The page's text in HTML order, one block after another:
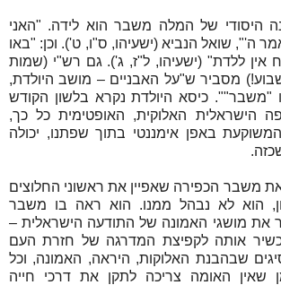
היסודי של המלה משבר הוא לידה. "האני
ה'", שואל הנביא (ישעיהו, ס"ו, ט'). וכן: "באו
אין ללדת" (ישעיהו, ל"ז, ג'). גם רש"י (שמות
מסביר ש"על האבניים – מושב היולדת,
"משבר"". כיסא היולדת נקרא בלשון הקודש
הישראלית האלוקית, האופטימית כל כך,
באפן אימננטי בתוך שפתנו, יכולה
משבר הכפירה שאפיין את ראשוני החלוצים
הוא לא נבהל ממנו. הוא ראה בו משבר
מושגי האמונה של התודעה הישראלית –
אותה לקפיצת המדרגה של חזרת העם
שבהבנת האלוקות, היראה, האמונה, וכל
שאין האומה צריכה לתקן את דרכי חייה